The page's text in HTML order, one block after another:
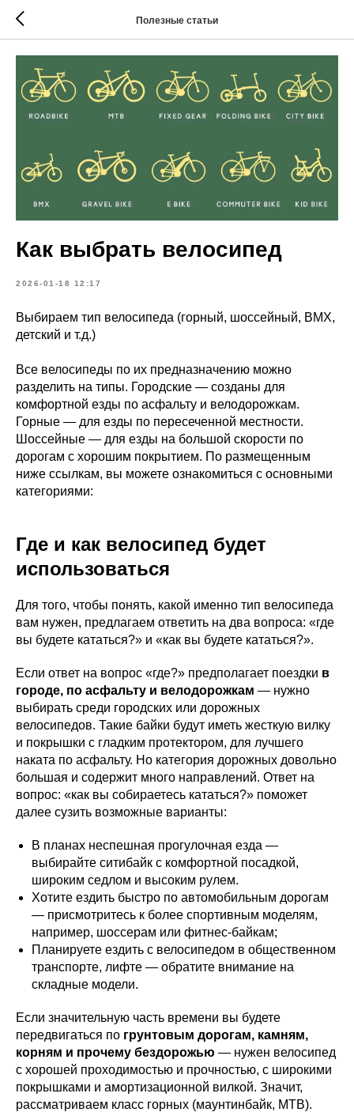
Полезные статьи
Как выбрать велосипед
2026-01-18 12:17
Выбираем тип велосипеда (горный, шоссейный, BMX,
детский и т.д.)
Все велосипеды по их предназначению можно
разделить на типы. Городские — созданы для
комфортной езды по асфальту и велодорожкам.
Горные — для езды по пересеченной местности.
Шоссейные — для езды на большой скорости по
дорогам с хорошим покрытием. По размещенным
ниже ссылкам, вы можете ознакомиться с основными
категориями:
Где и как велосипед будет
использоваться
Для того, чтобы понять, какой именно тип велосипеда
вам нужен, предлагаем ответить на два вопроса: «где
вы будете кататься?» и «как вы будете кататься?».
Если ответ на вопрос «где?» предполагает поездки в
городе, по асфальту и велодорожкам — нужно
выбирать среди городских или дорожных
велосипедов. Такие байки будут иметь жесткую вилку
и покрышки с гладким протектором, для лучшего
наката по асфальту. Но категория дорожных довольно
большая и содержит много направлений. Ответ на
вопрос: «как вы собираетесь кататься?» поможет
далее сузить возможные варианты:
В планах неспешная прогулочная езда —
выбирайте ситибайк с комфортной посадкой,
широким седлом и высоким рулем.
Хотите ездить быстро по автомобильным дорогам
— присмотритесь к более спортивным моделям,
например, шоссерам или фитнес-байкам;
Планируете ездить с велосипедом в общественном
транспорте, лифте — обратите внимание на
складные модели.
Если значительную часть времени вы будете
передвигаться по грунтовым дорогам, камням,
корням и прочему бездорожью — нужен велосипед
с хорошей проходимостью и прочностью, с широкими
покрышками и амортизационной вилкой. Значит,
рассматриваем класс горных (маунтинбайк, MTB).